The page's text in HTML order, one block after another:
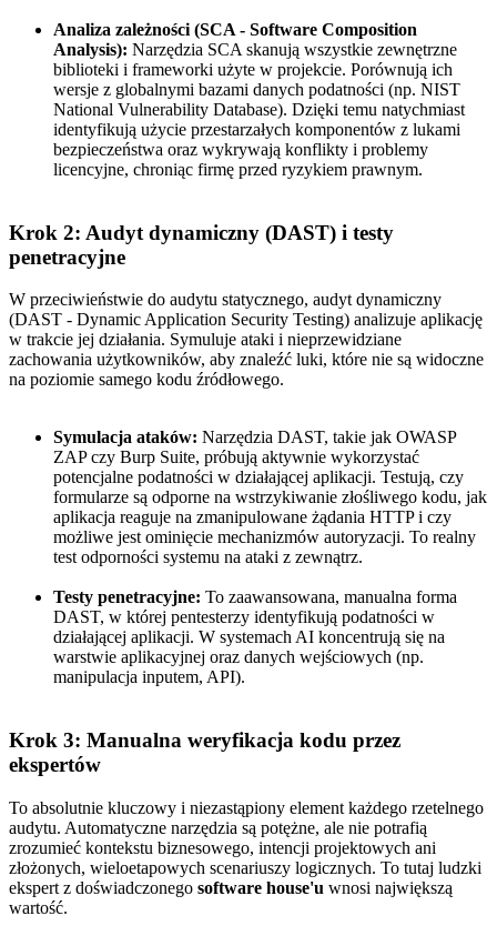
Analiza zależności (SCA - Software Composition
Analysis): Narzędzia SCA skanują wszystkie zewnętrzne
biblioteki i frameworki użyte w projekcie. Porównują ich
wersje z globalnymi bazami danych podatności (np. NIST
National Vulnerability Database). Dzięki temu natychmiast
identyfikują użycie przestarzałych komponentów z lukami
bezpieczeństwa oraz wykrywają konflikty i problemy
licencyjne, chroniąc firmę przed ryzykiem prawnym.
Krok 2: Audyt dynamiczny (DAST) i testy
penetracyjne
W przeciwieństwie do audytu statycznego, audyt dynamiczny
(DAST - Dynamic Application Security Testing) analizuje aplikację
w trakcie jej działania. Symuluje ataki i nieprzewidziane
zachowania użytkowników, aby znaleźć luki, które nie są widoczne
na poziomie samego kodu źródłowego.
Symulacja ataków: Narzędzia DAST, takie jak OWASP
ZAP czy Burp Suite, próbują aktywnie wykorzystać
potencjalne podatności w działającej aplikacji. Testują, czy
formularze są odporne na wstrzykiwanie złośliwego kodu, jak
aplikacja reaguje na zmanipulowane żądania HTTP i czy
możliwe jest ominięcie mechanizmów autoryzacji. To realny
test odporności systemu na ataki z zewnątrz.
Testy penetracyjne: To zaawansowana, manualna forma
DAST, w której pentesterzy identyfikują podatności w
działającej aplikacji. W systemach AI koncentrują się na
warstwie aplikacyjnej oraz danych wejściowych (np.
manipulacja inputem, API).
Krok 3: Manualna weryfikacja kodu przez
ekspertów
To absolutnie kluczowy i niezastąpiony element każdego rzetelnego
audytu. Automatyczne narzędzia są potężne, ale nie potrafią
zrozumieć kontekstu biznesowego, intencji projektowych ani
złożonych, wieloetapowych scenariuszy logicznych. To tutaj ludzki
ekspert z doświadczonego software house'u wnosi największą
wartość.